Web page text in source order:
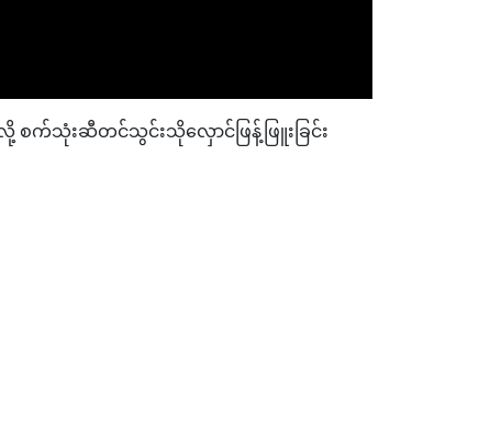
သုံးဆီတင်သွင်းသိုလှောင်ဖြန့်ဖြူးခြင်း